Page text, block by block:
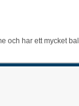
och har ett mycket